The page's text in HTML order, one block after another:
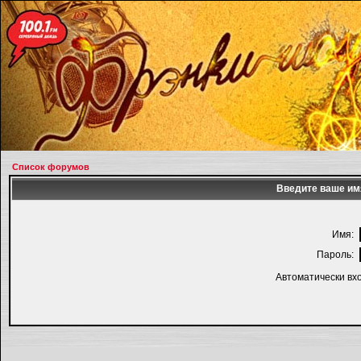
Список форумов
Введите ваше
Имя:
Пароль:
Автоматически